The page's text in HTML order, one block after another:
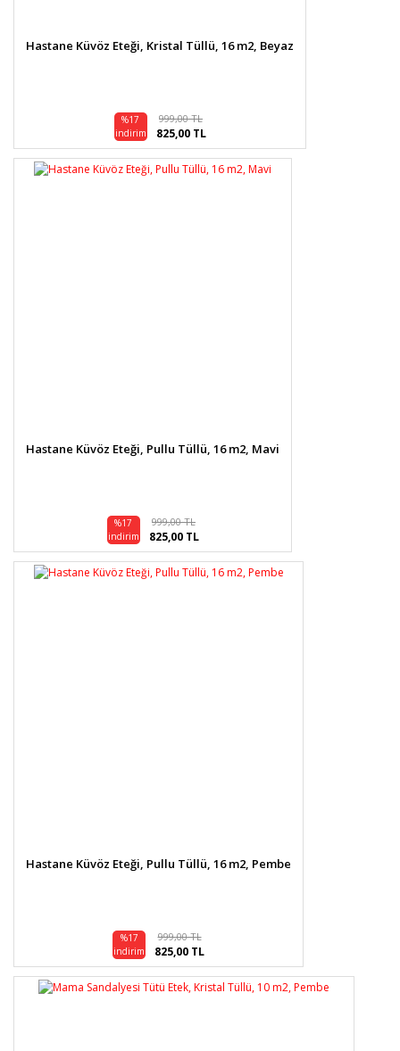
Hastane Küvöz Eteği, Kristal Tüllü, 16 m2, Beyaz
%17
indirim
999,00 TL
825,00 TL
Hastane Küvöz Eteği, Pullu Tüllü, 16 m2, Mavi
%17
indirim
999,00 TL
825,00 TL
Hastane Küvöz Eteği, Pullu Tüllü, 16 m2, Pembe
%17
indirim
999,00 TL
825,00 TL